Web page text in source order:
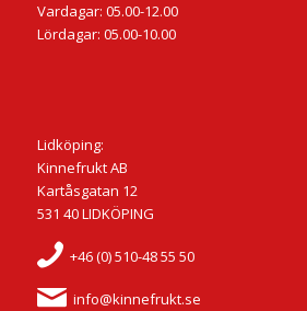
Vardagar: 05.00-12.00
Lördagar: 05.00-10.00
Lidköping:
Kinnefrukt AB
Kartåsgatan 12
531 40 LIDKÖPING
+46 (0) 510-48 55 50
info@kinnefrukt.se